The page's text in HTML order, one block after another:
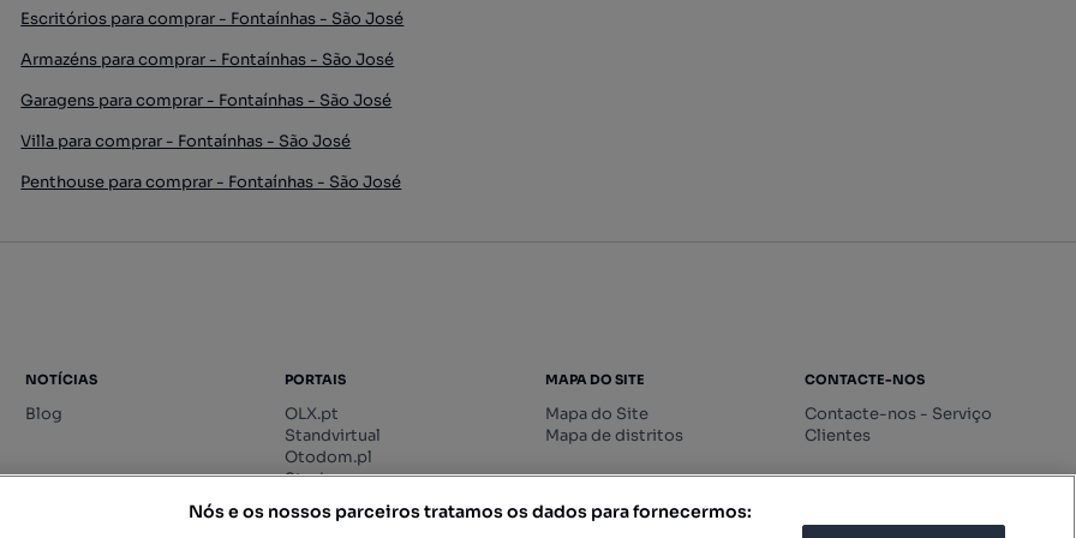
Escritórios para comprar - Fontaínhas - São José
Armazéns para comprar - Fontaínhas - São José
Garagens para comprar - Fontaínhas - São José
Villa para comprar - Fontaínhas - São José
Penthouse para comprar - Fontaínhas - São José
NOTÍCIAS
Blog
PORTAIS
OLX.pt
Standvirtual
Otodom.pl
Storia.ro
MAPA DO SITE
Mapa do Site
Mapa de distritos
CONTACTE-NOS
Contacte-nos - Serviço
Clientes
Nós e os nossos parceiros tratamos os dados para fornecermos: